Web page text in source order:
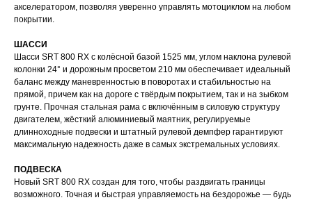
акселератором, позволяя уверенно управлять мотоциклом на любом
покрытии.
ШАССИ
Шасси SRT 800 RX с колёсной базой 1525 мм, углом наклона рулевой
колонки 24° и дорожным просветом 210 мм обеспечивает идеальный
баланс между маневренностью в поворотах и стабильностью на
прямой, причем как на дороге с твёрдым покрытием, так и на зыбком
грунте. Прочная стальная рама с включённым в силовую структуру
двигателем, жёсткий алюминиевый маятник, регулируемые
длинноходные подвески и штатный рулевой демпфер гарантируют
максимальную надежность даже в самых экстремальных условиях.
ПОДВЕСКА
Новый SRT 800 RX создан для того, чтобы раздвигать границы
возможного. Точная и быстрая управляемость на бездорожье — будь